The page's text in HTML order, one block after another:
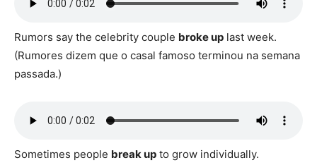
Rumors say the celebrity couple broke up last week.
(Rumores dizem que o casal famoso terminou na semana
passada.)
Sometimes people break up to grow individually.